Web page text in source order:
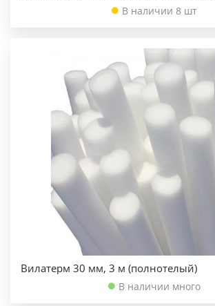
В наличии 8 шт
Вилатерм 30 мм, 3 м (полнотелый)
В наличии много